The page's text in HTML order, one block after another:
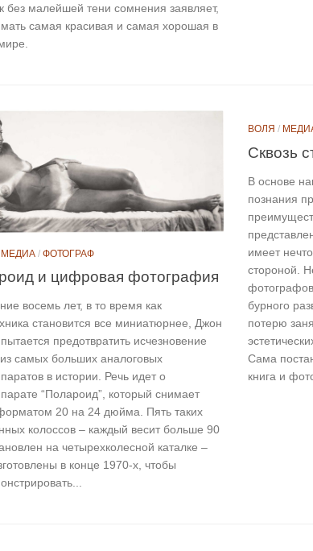
без малейшей тени сомнения заявляет,
мать самая красивая и самая хорошая в
МЕДИА / ФОТОГРАФ
и цифровая фотография
восемь лет, в то время как
становится все миниатюрнее, Джон
предотвратить исчезновение
самых больших аналоговых
в истории. Речь идет о
“Полароид”, который снимает
20 на 24 дюйма. Пять таких
колоссов – каждый весит больше 90
на четырехколесной каталке –
в конце 1970-х, чтобы
ВОЛЯ /
Сквозь
В основе
познания
имеет
стороной.
бурного
потерю
Сама
книга и